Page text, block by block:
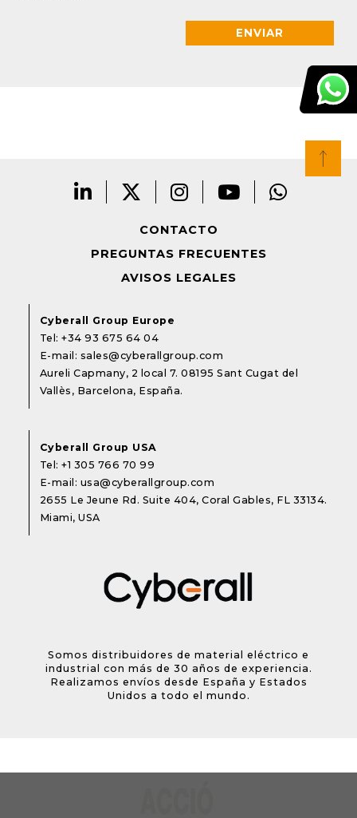
CONTACTO
PREGUNTAS FRECUENTES
AVISOS LEGALES
Cyberall Group Europe
Tel:+34 93 675 64 04
E-mail: sales@cyberallgroup.com
Aureli Capmany, 2 local 7. 08195 Sant Cugat del
Vallès, Barcelona, España.
Cyberall Group USA
Tel:+1 305 766 70 99
E-mail: usa@cyberallgroup.com
2655 Le Jeune Rd. Suite 404, Coral Gables, FL 33134.
Miami, USA
Somos distribuidores de material eléctrico e
industrial con más de 30 años de experiencia.
Realizamos envíos desde España y Estados
Unidos a todo el mundo.